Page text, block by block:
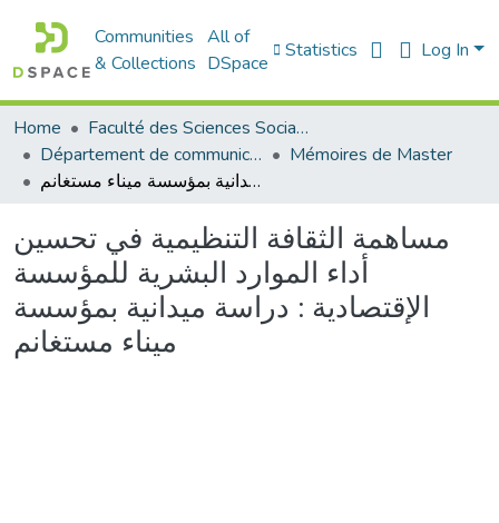
Communities
& Collections
All of
DSpace
Statistics Log In
Home
Faculté des Sciences Sociales
Département de communication
Mémoires de Master
مساهمة الثقافة التنظيمية في تحسين أداء الموارد البشرية للمؤسسة الإقتصادية : دراسة ميدانية بمؤسسة ميناء مستغانم
مساهمة الثقافة التنظيمية في تحسين
أداء الموارد البشرية للمؤسسة
الإقتصادية : دراسة ميدانية بمؤسسة
ميناء مستغانم